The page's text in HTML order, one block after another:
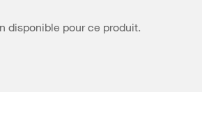
disponible pour ce produit.